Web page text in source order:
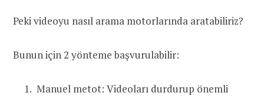
Peki videoyu nasıl arama motorlarında aratabiliriz?
Bunun için 2 yönteme başvurulabilir:
Manuel metot: Videoları durdurup önemli